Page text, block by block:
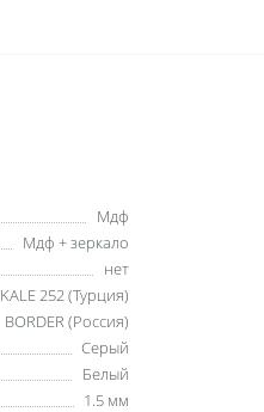
Мдф
Мдф + зеркало
нет
KALE 252 (Турция)
BORDER (Россия)
Серый
Белый
1.5 мм